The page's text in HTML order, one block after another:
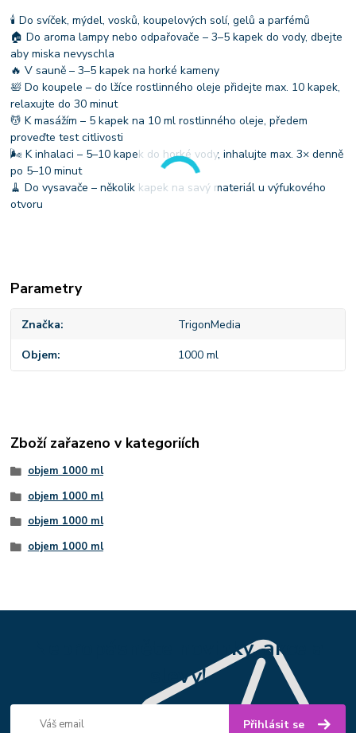
🕯 Do svíček, mýdel, vosků, koupelových solí, gelů a parfémů
🏠 Do aroma lampy nebo odpařovače – 3–5 kapek do vody, dbejte
aby miska nevyschla
🔥 V sauně – 3–5 kapek na horké kameny
🛀 Do koupele – do lžíce rostlinného oleje přidejte max. 10 kapek,
relaxujte do 30 minut
💆 K masážím – 5 kapek na 10 ml rostlinného oleje, předem
proveďte test citlivosti
🌬 K inhalaci – 5–10 kapek do horké vody, inhalujte max. 3× denně
po 5–10 minut
🧹 Do vysavače – několik kapek na savý materiál u výfukového
otvoru
Parametry
Značka TrigonMedia
Objem 1000 ml
Zboží zařazeno v kategoriích
objem 1000 ml
objem 1000 ml
objem 1000 ml
objem 1000 ml
Nepropásněte novinky, akce a
slevy!
Přihlásit se